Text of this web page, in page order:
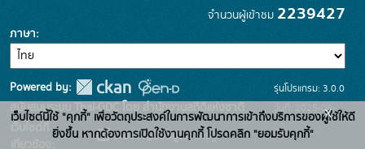
จำนวนผู้เข้าชม 2239427
ภาษา
Powered by:
สนับสนุนระบบ Thai-GDC โดย สำนักงานสถิติแห่งชาติ
เว็บไซต์ที่
เกี่ยวข้อง:
ระบบบัญชีข้อมูลภาครัฐ
รุ่นโปรแกรม: 3.0.0
วันที่: 2025-06-
26
เว็บไซต์นี้ใช้ "คุกกี้" เพื่อวัตถุประสงค์ในการพัฒนาการเข้าถึงบริการของผู้ใช้ให้ดี
ยิ่งขึ้น หากต้องการเปิดใช้งานคุกกี้ โปรดคลิก "ยอมรับคุกกี้"
x